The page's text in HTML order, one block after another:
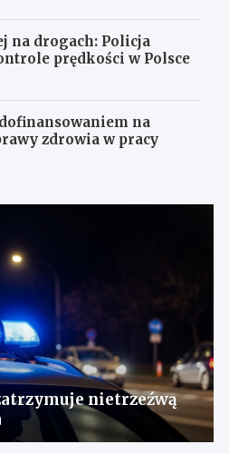
na drogach: Policja
prędkości w Polsce
na
zdrowia w pracy
nietrzeźwą